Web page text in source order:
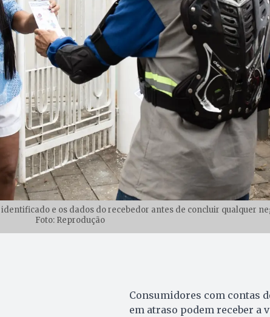
e os dados do recebedor antes de concluir qualquer
Foto: Reprodução
Consumidores com contas
em atraso podem receber a